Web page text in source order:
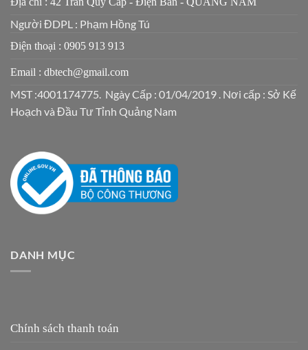
Người ĐDPL : Phạm Hồng Tú
Điện thoại : 0905 913 913
Email : dbtech@gmail.com
MST :4001174775. Ngày Cấp : 01/04/2019 . Nơi cấp : Sở Kế
Hoạch và Đầu Tư Tỉnh Quảng Nam
DANH MỤC
Chính sách thanh toán